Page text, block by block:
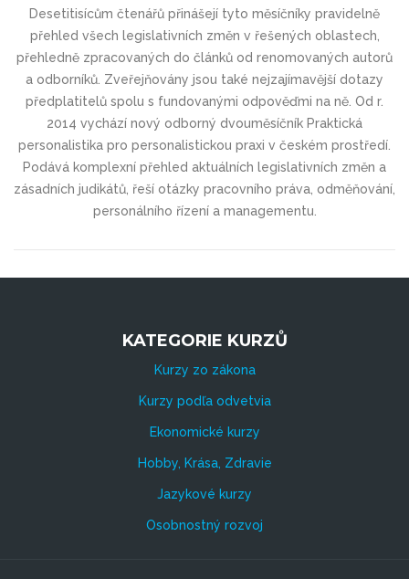
Desetitisícům čtenářů přinášejí tyto měsíčníky pravidelně
přehled všech legislativních změn v řešených oblastech,
přehledně zpracovaných do článků od renomovaných autorů
a odborníků. Zveřejňovány jsou také nejzajímavější dotazy
předplatitelů spolu s fundovanými odpověďmi na ně. Od r.
2014 vychází nový odborný dvouměsíčník Praktická
personalistika pro personalistickou praxi v českém prostředí.
Podává komplexní přehled aktuálních legislativních změn a
zásadních judikátů, řeší otázky pracovního práva, odměňování,
personálního řízení a managementu.
KATEGORIE KURZŮ
Kurzy zo zákona
Kurzy podľa odvetvia
Ekonomické kurzy
Hobby, Krása, Zdravie
Jazykové kurzy
Osobnostný rozvoj